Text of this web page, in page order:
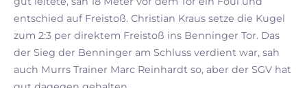
entschied auf Freistoß. Christian Kraus setze die Kugel
zum 2:3 per direktem Freistoß ins Benninger Tor. Das
der Sieg der Benninger am Schluss verdient war, sah
auch Murrs Trainer Marc Reinhardt so, aber der SGV hat